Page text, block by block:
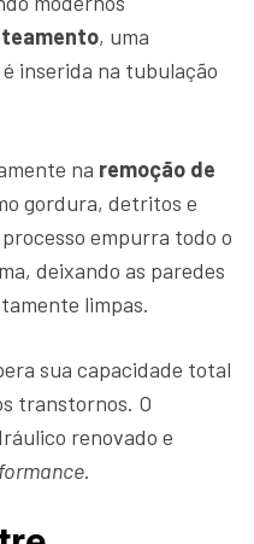
, uma
inserida na tubulação
na remoção de
gordura, detritos e
empurra todo o
deixando as paredes
limpas.
sua capacidade total
transtornos. O
renovado e
.